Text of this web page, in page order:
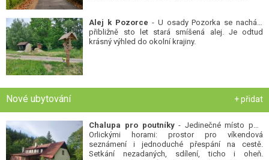
Alej k Pozorce - U osady Pozorka se nachází
přibližně sto let stará smíšená alej. Je odtud
krásný výhled do okolní krajiny.
Nové ubytování + přidat
Chalupa pro poutníky- Jedinečné místo pod
Orlickými horami: prostor pro víkendová
seznámení i jednoduché přespání na cestě.
Setkání nezadaných, sdílení, ticho i oheň.